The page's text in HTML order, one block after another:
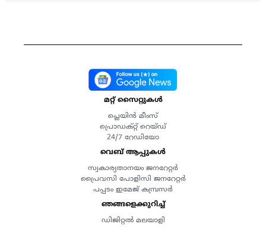
മറ്റ് സൈറ്റുകൾ
പ്ലെയിൻ മീംസ്
പ്രൊഡക്റ്റ് റെയ്ഡ്
24/7 റേഡിയോ
വെബ് ആപ്പുകൾ
സ്വകാര്യതാനയം ജനറേറ്റർ
പ്രൈവസി പോളിസി ജനറേറ്റർ
പപ്പടം ഇമേജ് കമ്പ്രസർ
ഞങ്ങളെക്കുറിച്ച്
ഡിജിറ്റൽ മലയാളി